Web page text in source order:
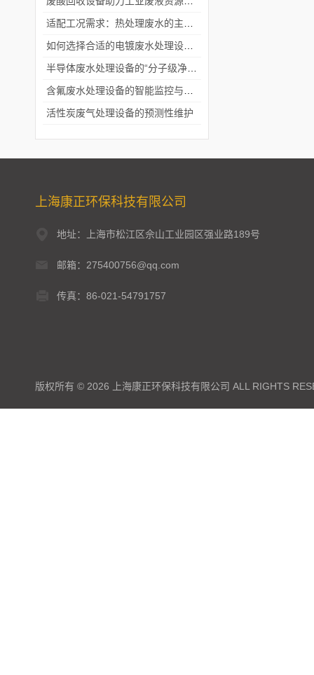
活性炭废气处理设备的预测性维护
上海康正环保科技有限公司
地址：上海市松江区佘山工业园区强业路189号
邮箱：275400756@qq.com
传真：86-021-54791757
版权所有 © 2026 上海康正环保科技有限公司 ALL RIGHTS